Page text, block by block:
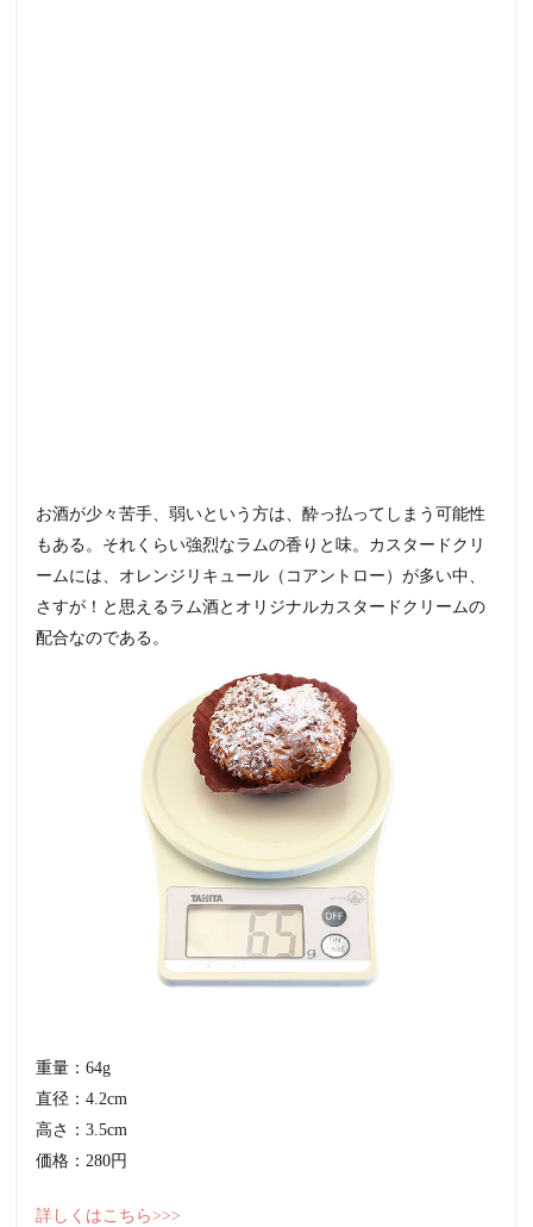
お酒が少々苦手、弱いという方は、酔っ払ってしまう可能性
もある。それくらい強烈なラムの香りと味。カスタードクリ
ームには、オレンジリキュール（コアントロー）が多い中、
さすが！と思えるラム酒とオリジナルカスタードクリームの
配合なのである。
重量：64g
直径：4.2cm
高さ：3.5cm
価格：280円
詳しくはこちら>>>